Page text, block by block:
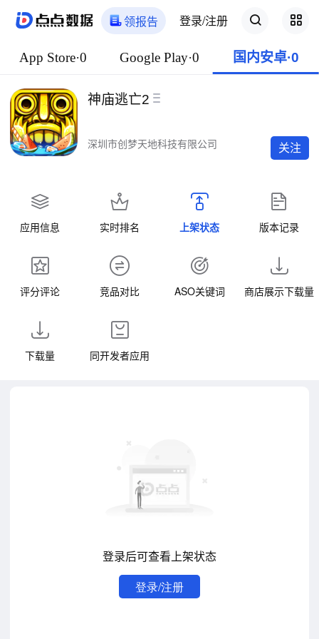
领报告 登录/注册
App Store·0 Google Play·0 国内安卓·0
神庙逃亡2
深圳市创梦天地科技有限公司 关注
应用信息 实时排名 上架状态 版本记录
评分评论 竞品对比 ASO关键词 商店展示下载量
下载量 同开发者应用
登录后可查看上架状态
登录/注册